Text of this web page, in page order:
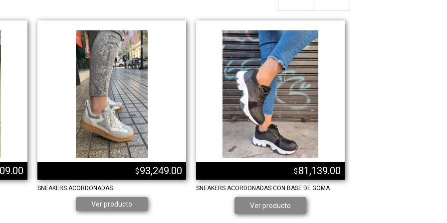
$93,249.00
SNEAKERS ACORDONADAS
Ver producto
$81,139.00
SNEAKERS ACORDONADAS CON BASE DE GOMA
Ver producto